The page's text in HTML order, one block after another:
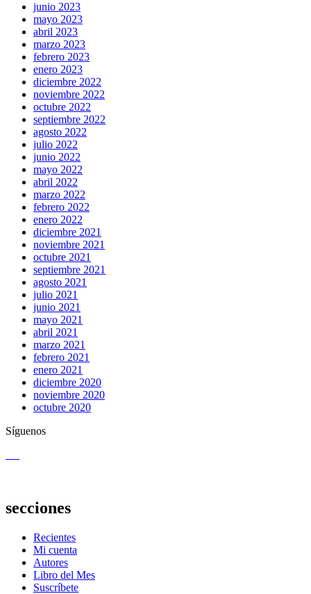
junio 2023
mayo 2023
abril 2023
marzo 2023
febrero 2023
enero 2023
diciembre 2022
noviembre 2022
octubre 2022
septiembre 2022
agosto 2022
julio 2022
junio 2022
mayo 2022
abril 2022
marzo 2022
febrero 2022
enero 2022
diciembre 2021
noviembre 2021
octubre 2021
septiembre 2021
agosto 2021
julio 2021
junio 2021
mayo 2021
abril 2021
marzo 2021
febrero 2021
enero 2021
diciembre 2020
noviembre 2020
octubre 2020
Síguenos
secciones
Recientes
Mi cuenta
Autores
Libro del Mes
Suscríbete